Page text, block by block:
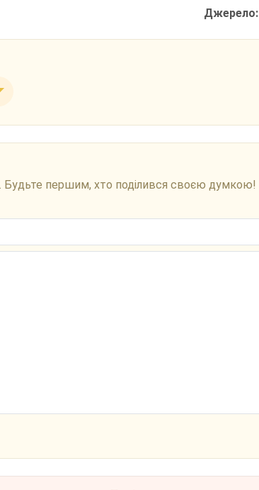
Джерело:
Будьте першим, хто поділився своєю думкою!